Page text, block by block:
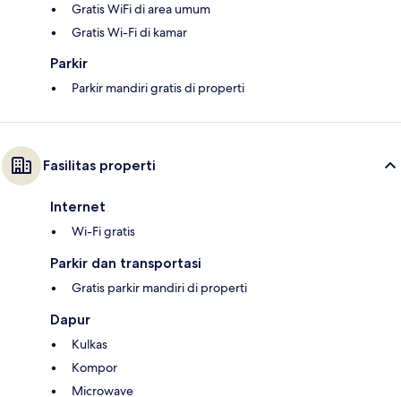
Gratis WiFi di area umum
Gratis Wi-Fi di kamar
Parkir
Parkir mandiri gratis di properti
Fasilitas properti
Internet
Wi-Fi gratis
Parkir dan transportasi
Gratis parkir mandiri di properti
Dapur
Kulkas
Kompor
Microwave